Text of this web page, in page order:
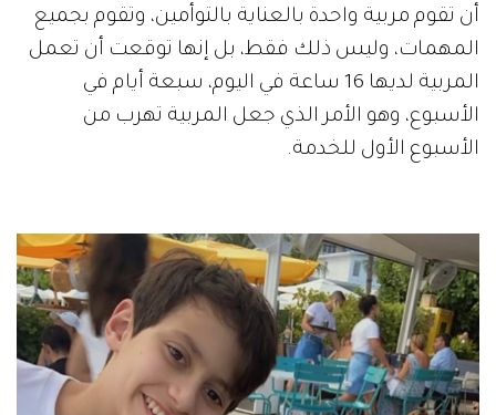
أن تقوم مربية واحدة بالعناية بالتوأمين، وتقوم بجميع
المهمات، وليس ذلك فقط، بل إنها توقعت أن تعمل
المربية لديها 16 ساعة في اليوم، سبعة أيام في
الأسبوع، وهو الأمر الذي جعل المربية تهرب من
الأسبوع الأول للخدمة.